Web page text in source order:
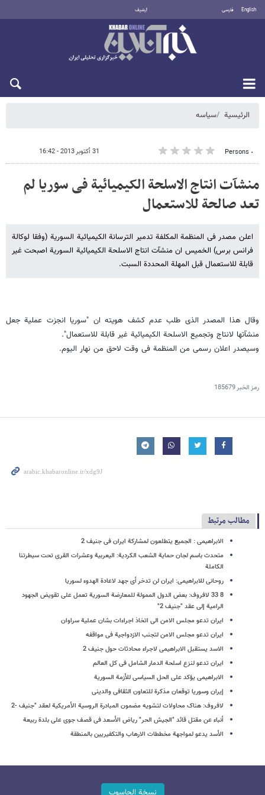
English فارسی أرشيف
الرئيسية سیاسه
٠ Persons 31 أكتوبر 2013 - 16:42
منشآت انتاج الاسلحة الکیمیائیة فی سوریا لم
تعد صالحة للاستعمال
اعلن مصدر فی المنظمة المکلفة تدمیر الترسانة الکیمیائیة السوریة (وفقا لوکالة
فرانس برس) الخمیس ان منشآت انتاج الاسلحة الکیمیائیة السوریة اصبحت غیر
قابلة للاستعمال قبل المهلة المحددة السبت.
وقال هذا المصدر الذی طلب عدم کشف هویته ان "سوریا انجزت عملیة جعل
منشآتها لانتاج وتجمیع الاسلحة الکیمیائیة غیر قابلة للاستعمال".
وسیصدر اعلان رسمی من المنظمة فی وقت لاحق من نهار الیوم.
رمز الخبر185679
مطالب مرتبط
الابراهیمی : الجمیع یتطلعون لمشارکة ایران فی جنیف 2
متحدث باسم لجان حمایة الشعب الکردیة: الیعربیة وعشرات القرى تحت سیطرتنا
الکاملة
روحانی للابراهیمی: ایران لن تدخر أی جهد لاعادة الهدوء لسوریا
8 33 لافروف: بعض الدول الممولة للمعارضة السوریة تعمل على تقویض الجهود
الرامیة إلى عقد "جنیف 2"
ایران تدعو مجلس الامن الی اتخاذ اجراءات بشان عملیة سراوان
ایران تدعو مجلس الامن لتجنب الازدواجیة فی مواقفه
الاسد یستقبل الابراهیمی لاجراء محادثات حول جنیف 2
ایران تدعو لنزع اسلحة الدمار الشامل فی کل العالم
الابراهیمی یؤکد على الحل السیاسی للأزمة السوریة
إیران وسوریا توقعان مذکرة للتعاون الثقافی والدینی
لافروف: هناک محاولات لتشویه مضمون المبادرة الروسیة الأمریکیة لعقد "جنیف -2
أنباء عن مقتل قائد "الجیش الحر" ریاض الأسعد فی قصف جوی على بلدة ربیعة
الأسد یدعو لمواجهة مخططات الارهاب والتکفیریین بالمنطقة